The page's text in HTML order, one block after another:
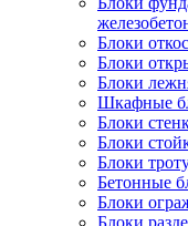
Блоки
Блоки
Блоки
Шкафные
Блоки
Блоки
Блоки
Бетонные
Блоки
Блоки